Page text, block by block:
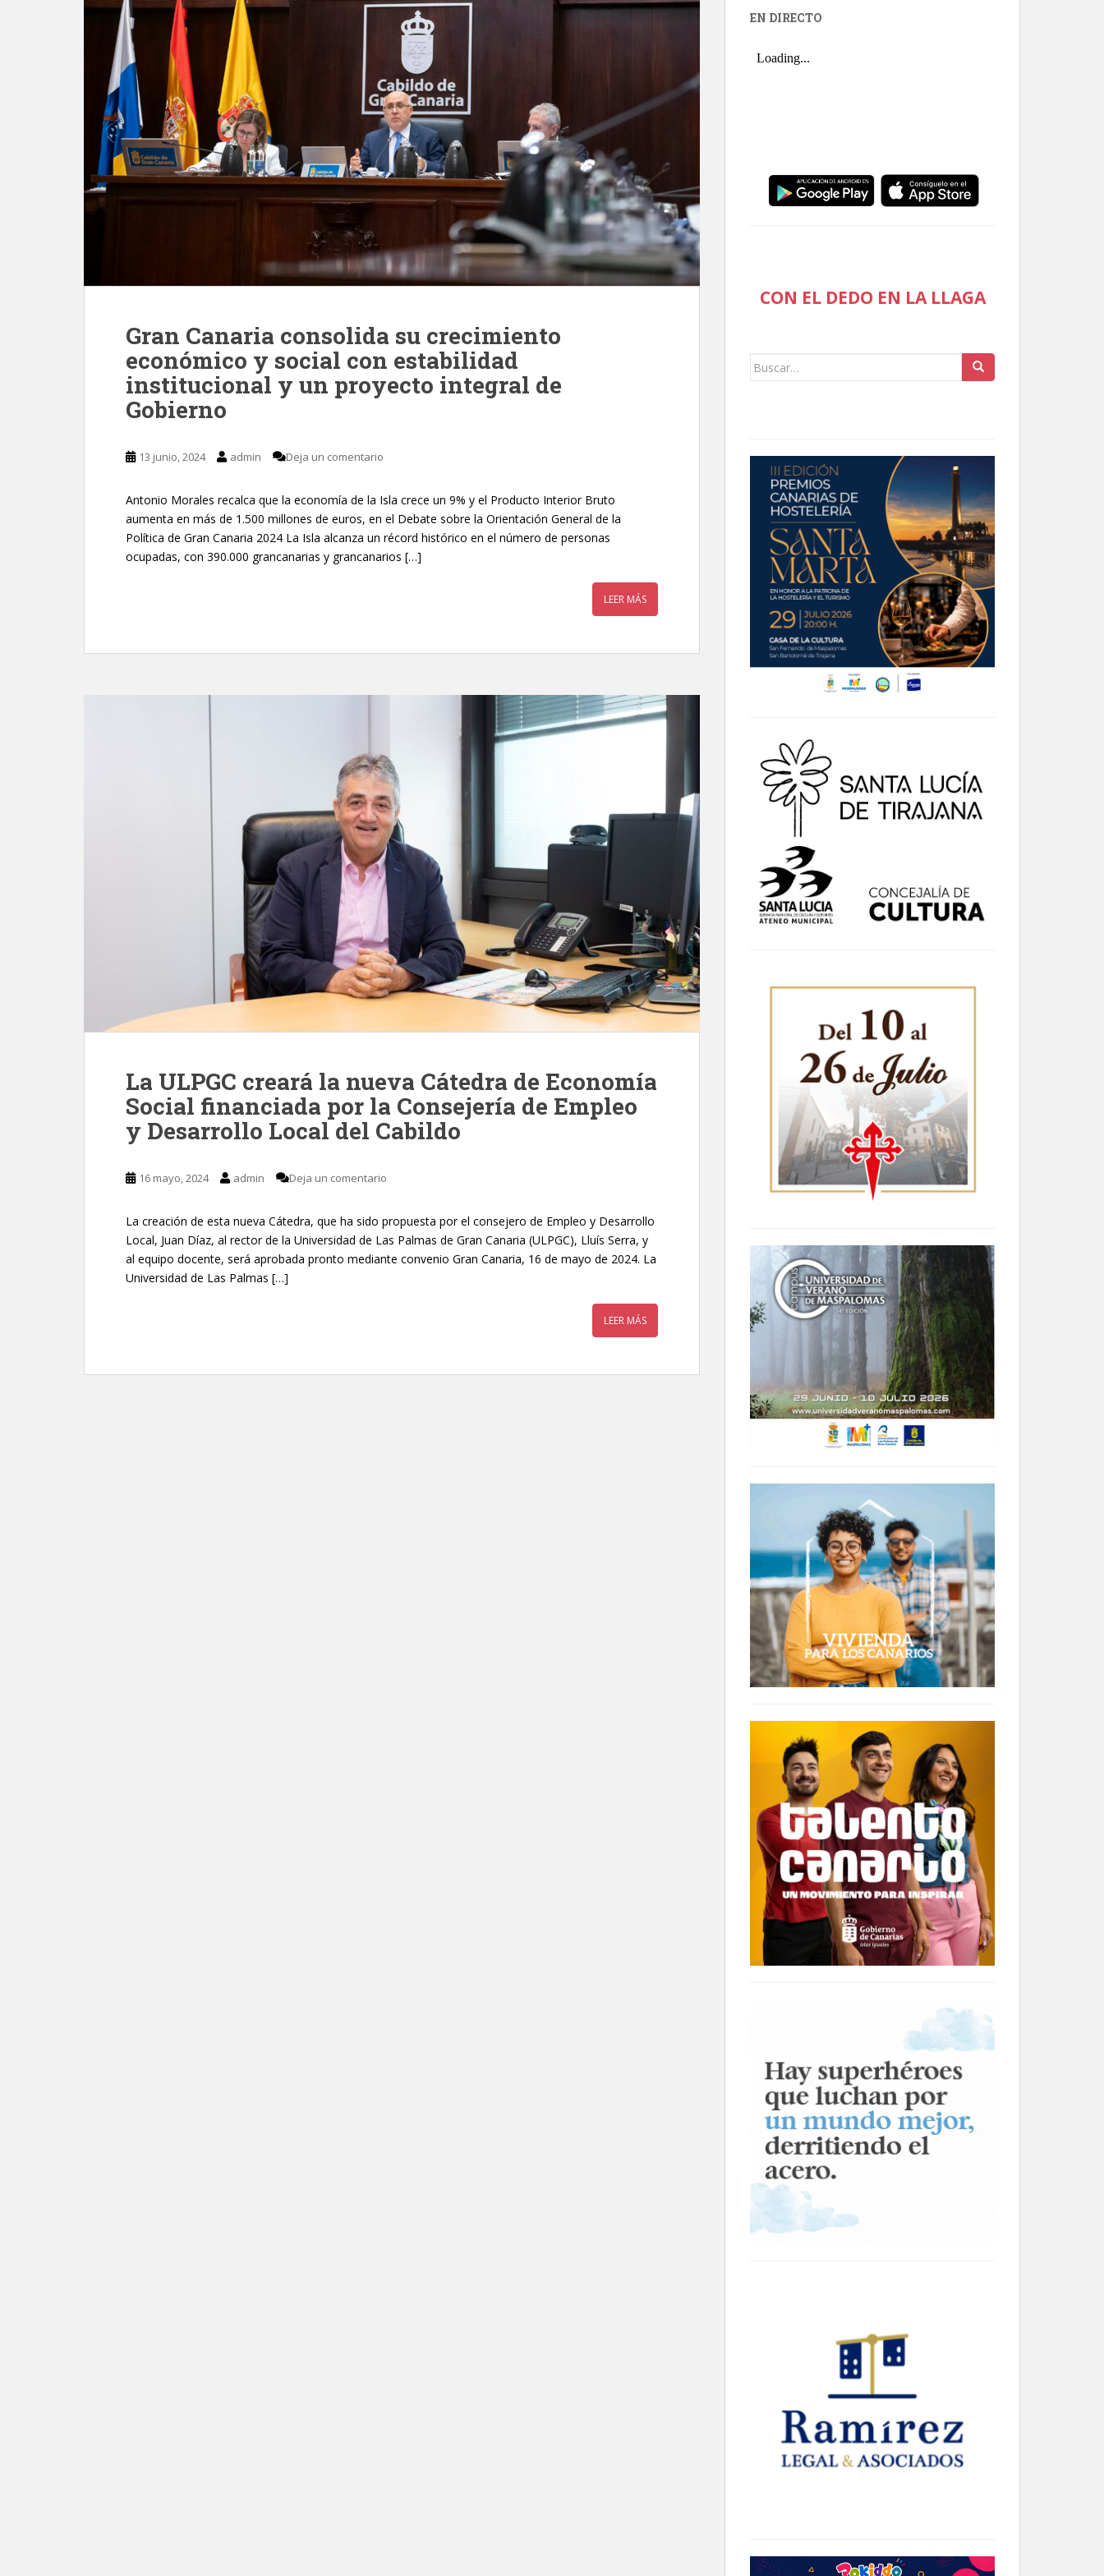
Gran Canaria consolida su crecimiento
económico y social con estabilidad
institucional y un proyecto integral de
Gobierno
13 junio, 2024 admin Deja un comentario
Antonio Morales recalca que la economía de la Isla crece un 9% y el Producto Interior Bruto
aumenta en más de 1.500 millones de euros, en el Debate sobre la Orientación General de la
Política de Gran Canaria 2024 La Isla alcanza un récord histórico en el número de personas
ocupadas, con 390.000 grancanarias y grancanarios […]
LEER MÁS
La ULPGC creará la nueva Cátedra de Economía
Social financiada por la Consejería de Empleo
y Desarrollo Local del Cabildo
16 mayo, 2024 admin Deja un comentario
La creación de esta nueva Cátedra, que ha sido propuesta por el consejero de Empleo y Desarrollo
Local, Juan Díaz, al rector de la Universidad de Las Palmas de Gran Canaria (ULPGC), Lluís Serra, y
al equipo docente, será aprobada pronto mediante convenio Gran Canaria, 16 de mayo de 2024. La
Universidad de Las Palmas […]
LEER MÁS
EN DIRECTO
CON EL DEDO EN LA LLAGA
Buscar: